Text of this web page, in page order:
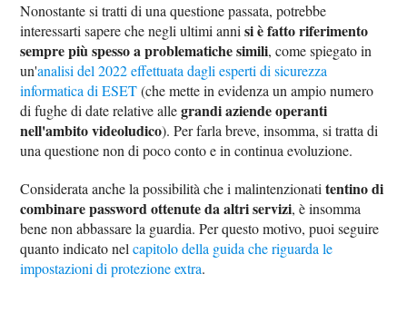
Nonostante si tratti di una questione passata, potrebbe
interessarti sapere che negli ultimi annisi è fatto riferimento
sempre più spesso a problematiche simili, come spiegato in
un'analisi del 2022 effettuata dagli esperti di sicurezza
informatica di ESET(che mette in evidenza un ampio numero
di fughe di date relative allegrandi aziende operanti
nell'ambito videoludico). Per farla breve, insomma, si tratta di
una questione non di poco conto e in continua evoluzione.
Considerata anche la possibilità che i malintenzionatitentino di
combinare password ottenute da altri servizi, è insomma
bene non abbassare la guardia. Per questo motivo, puoi seguire
quanto indicato nelcapitolo della guida che riguarda le
impostazioni di protezione extra.